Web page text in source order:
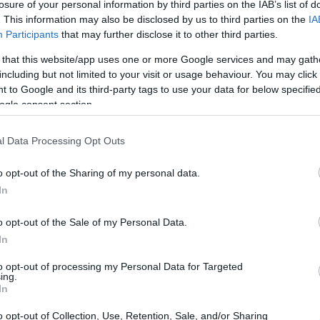
of your personal information by third parties on the IAB’s list of
This information may also be disclosed by us to third parties on the
Participants that may further disclose it to other third parties.
that this website/app uses one or more Google services and may
but not limited to your visit or usage behaviour. You may
to Google and its third-party tags to use your data for below
consent section.
Data Processing Opt Outs
opt-out of the Sharing of my personal data.
opt-out of the Sale of my Personal Data.
opt-out of processing my Personal Data for Targeted
opt-out of Collection, Use, Retention, Sale, and/or Sharing
a trabajar incrustados en aplicaciones industriales.Por
EeePC 1002HAE con cuerpo
aluminio
abril, 2020
la próxima pieza que pondrá en el mercado, un nuevo
de la familia EeePC con el cuerpo de aluminio, el EeePC
2.0
abril, 2020
usuarios de portátiles saben que el espacio de
es limitado, los discos duros de 2,5″ aún tiene
un tanto limitadas y que los fabricantes de